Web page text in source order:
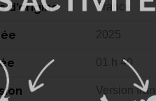
d'origine France
2025
01 h 40
Version